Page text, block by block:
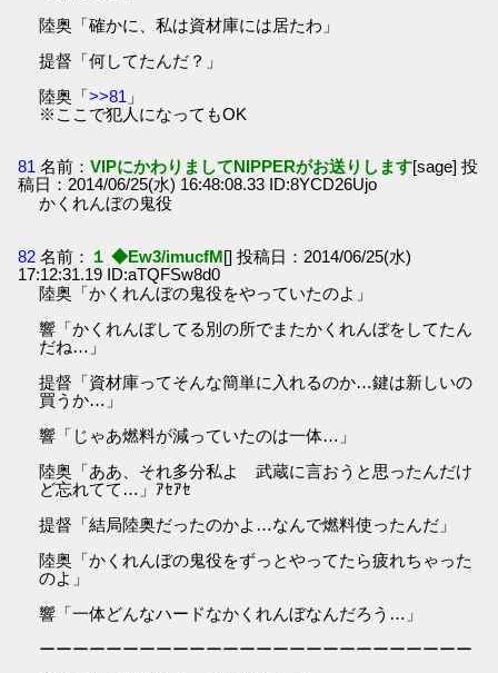
陸奥「確かに、私は資材庫には居たわ」
提督「何してたんだ？」
陸奥「>>81 」
※ここで犯人になってもOK
81 名前：VIPにかわりましてNIPPERがお送りします[sage] 投
稿日：2014/06/25(水) 16:48:08.33 ID:8YCD26Ujo
かくれんぼの鬼役
82 名前： １ ◆Ew3/imucfM[] 投稿日：2014/06/25(水)
17:12:31.19 ID:aTQFSw8d0
陸奥「かくれんぼの鬼役をやっていたのよ」
響「かくれんぼしてる別の所でまたかくれんぼをしてたん
だね…」
提督「資材庫ってそんな簡単に入れるのか…鍵は新しいの
買うか…」
響「じゃあ燃料が減っていたのは一体…」
陸奥「ああ、それ多分私よ 武蔵に言おうと思ったんだけ
ど忘れてて…」ｱｾｱｾ
提督「結局陸奥だったのかよ…なんで燃料使ったんだ」
陸奥「かくれんぼの鬼役をずっとやってたら疲れちゃった
のよ」
響「一体どんなハードなかくれんぼなんだろう…」
ーーーーーーーーーーーーーーーーーーーーーーーーーー